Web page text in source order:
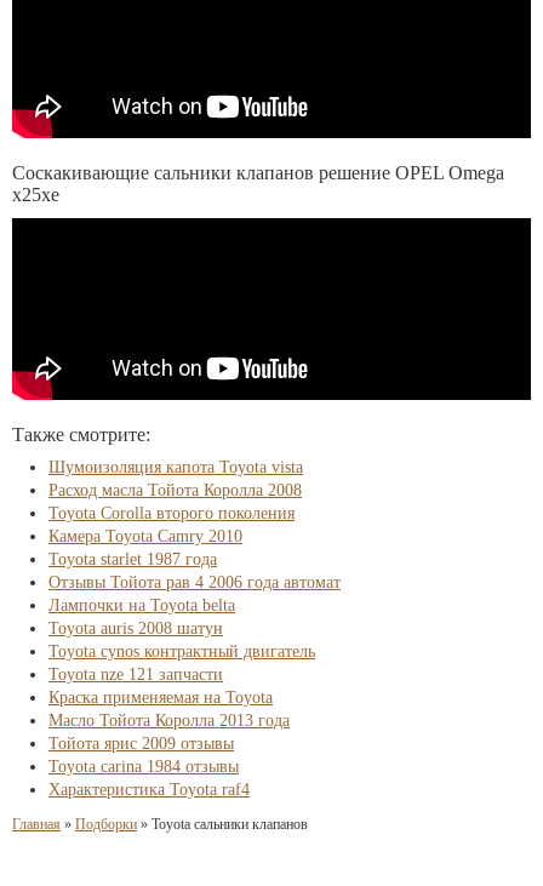
Соскакивающие сальники клапанов решение OPEL Omega
x25xe
Также смотрите:
Шумоизоляция капота Toyota vista
Расход масла Тойота Королла 2008
Toyota Corolla второго поколения
Камера Toyota Camry 2010
Toyota starlet 1987 года
Отзывы Тойота рав 4 2006 года автомат
Лампочки на Toyota belta
Toyota auris 2008 шатун
Toyota cynos контрактный двигатель
Toyota nze 121 запчасти
Краска применяемая на Toyota
Масло Тойота Королла 2013 года
Тойота ярис 2009 отзывы
Toyota carina 1984 отзывы
Характеристика Toyota raf4
Главная » Подборки » Toyota сальники клапанов